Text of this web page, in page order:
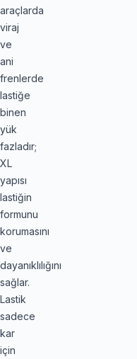
araçlarda
viraj
ve
ani
frenlerde
lastiğe
binen
yük
fazladır;
XL
yapısı
lastiğin
formunu
korumasını
ve
dayanıklılığını
sağlar.
Lastik
sadece
kar
için